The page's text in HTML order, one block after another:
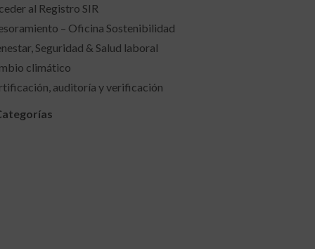
al Registro SIR
– Oficina Sostenibilidad
Seguridad & Salud laboral
climático
auditoría y verificación